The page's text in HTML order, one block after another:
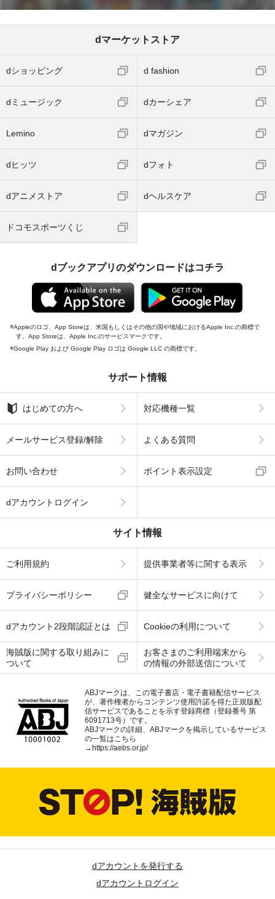
dマーケットストア
dショッピング d fashion
dミュージック dカーシェア
Lemino dマガジン
dヒッツ dフォト
dアニメストア dヘルスケア
ドコモスポーツくじ
dブックアプリのダウンロードはコチラ
Appleのロゴ、App Storeは、米国もしくはその他の国や地域におけるApple Inc.の商標で
す。App Storeは、Apple Inc.のサービスマークです。
Google Play および Google Play ロゴは Google LLC の商標です。
サポート情報
はじめての方へ 対応機種一覧
メールサービス登録/解除 よくある質問
お問い合わせ ポイント表示設定
dアカウントログイン
サイト情報
ご利用規約 提供事業者等に関する表示
プライバシーポリシー 健全なサービスに向けて
dアカウント2段階認証とは Cookieの利用について
海賊版に関する取り組みに
ついて
お客さまのご利用端末から
の情報の外部送信について
ABJマークは、この電子書店・電子書籍配信サービス
が、著作権者からコンテンツ使用許諾を得た正規版配
信サービスであることを示す登録商標（登録番号 第
6091713号）です。
ABJマークの詳細、ABJマークを掲示しているサービス
の一覧はこちら
→ https://aebs.or.jp/
dアカウントを発行する
dアカウントログイン